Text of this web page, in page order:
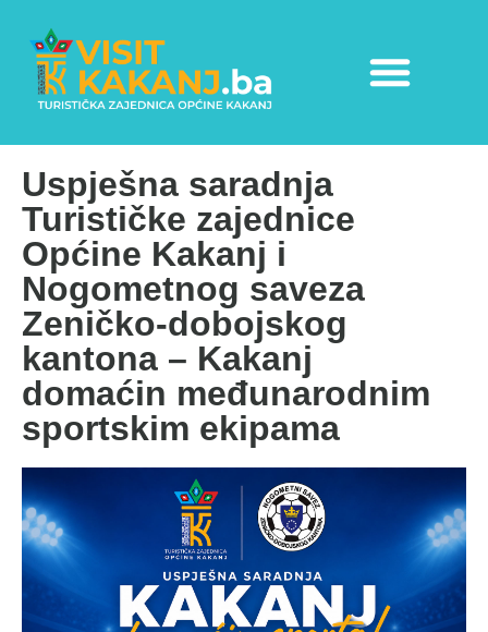
Uspješna saradnja
Turističke zajednice
Općine Kakanj i
Nogometnog saveza
Zeničko-dobojskog
kantona – Kakanj
domaćin međunarodnim
sportskim ekipama